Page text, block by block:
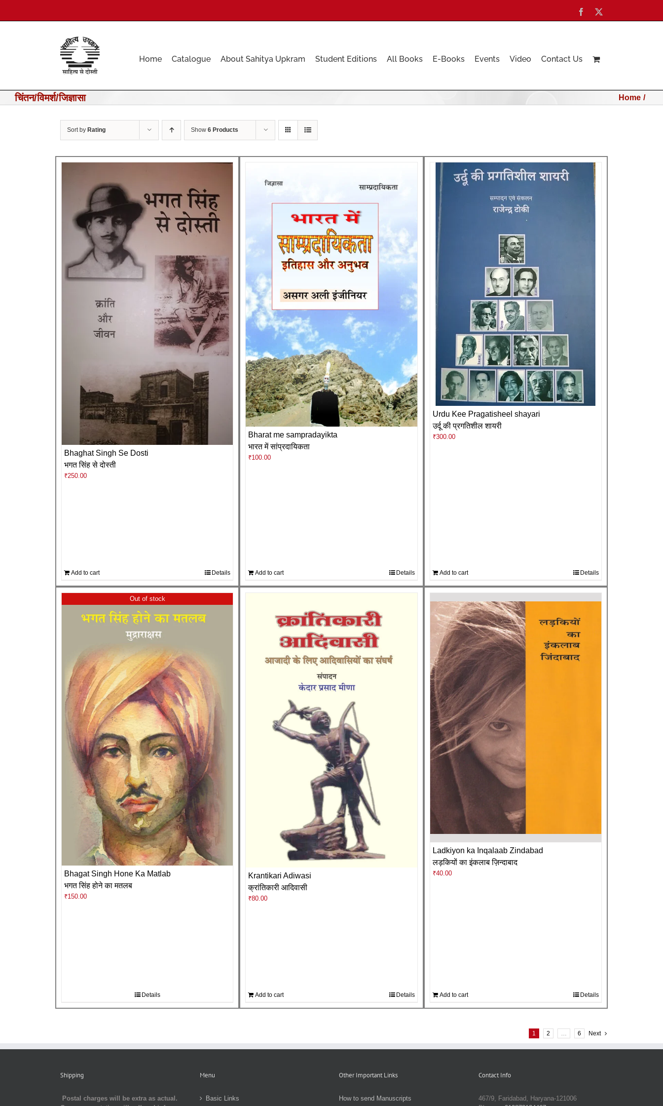
content
Facebook
Home Catalogue About Sahitya Upkram Student Editions All Books E-Books Events Video Contact Us
चिंतन/विमर्श/जिज्ञासा Home
Sort by Rating Show 6 Products
Bhaghat Singh Se Dosti
भगत सिंह से दोस्ती
₹250.00
Add to cart Details
Bharat me sampradayikta
भारत में सांप्रदायिकता
₹100.00
Add to cart Details
Urdu Kee Pragatisheel shayari
उर्दू की प्रगतिशील शायरी
₹300.00
Add to cart Details
Out of stock
Bhagat Singh Hone Ka Matlab
भगत सिंह होने का मतलब
₹150.00
Details
Krantikari Adiwasi
क्रांतिकारी आदिवासी
₹80.00
Add to cart Details
Ladkiyon ka Inqalaab Zindabad
लड़कियों का इंकलाब ज़िन्दाबाद
₹40.00
Add to cart Details
1 2 … 6 Next
Shipping
Postal charges will be extra as actual.
Menu
Basic Links
Other Important Links
How to send Manuscripts
Contact Info
467/9, Faridabad, Haryana-121006